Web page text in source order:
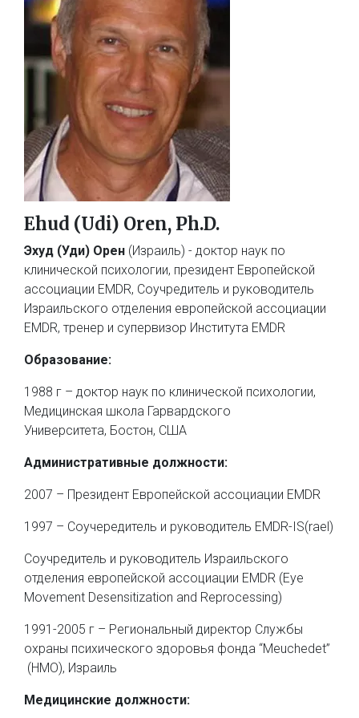
Ehud (Udi) Oren, Ph.D.
Эхуд (Уди) Орен (Израиль) - доктор наук по
клинической психологии, президент Европейской
ассоциации EMDR, Соучредитель и руководитель
Израильского отделения европейской ассоциации
EMDR, тренер и супервизор Института EMDR
Образование:
1988 г – доктор наук по клинической психологии,
Медицинская школа Гарвардского
Университета, Бостон, США
Административные должности:
2007 – Президент Европейской ассоциации EMDR
1997 – Соучередитель и руководитель EMDR-IS(rael)
Соучредитель и руководитель Израильского
отделения европейской ассоциации EMDR (Eye
Movement Desensitization and Reprocessing)
1991-2005 г – Региональный директор Службы
охраны психического здоровья фонда “Meuchedet”
(HMO), Израиль
Медицинские должности: